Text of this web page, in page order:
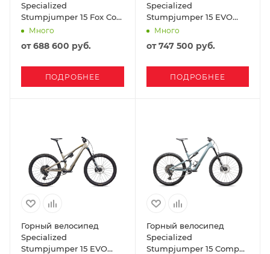
Specialized
Stumpjumper 15 Fox Coil
Alloy 2025 Satin Brushed
Aluminum / Cast Blue
Много
от688 600 руб.
ПОДРОБНЕЕ
Specialized
Stumpjumper 15 EVO
Comp Carbon SRAM
Eagle 70 2026 Gloss
Shadow Silver
Много
от747 500 руб.
ПОДРОБНЕЕ
Горный велосипед
Specialized
Stumpjumper 15 EVO
Горный велосипед
Specialized
Stumpjumper 15 Comp